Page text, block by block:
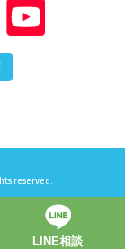
reserved.
LINE相談